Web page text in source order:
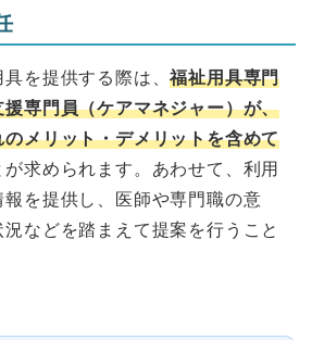
を提供する際は、福祉用具専門
専門員（ケアマネジャー）が、
メリット・デメリットを含めて
が求められます。あわせて、利用
を提供し、医師や専門職の意
などを踏まえて提案を行うこと